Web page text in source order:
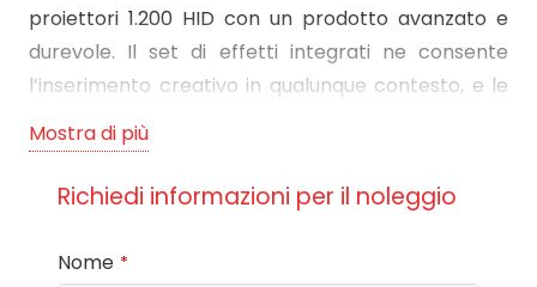
proiettori 1.200 HID con un prodotto avanzato e
durevole. Il set di effetti integrati ne consente
l’inserimento creativo in qualunque contesto, e le
ottiche zoomabili lo rendono una
estremamente versatile sia per installazioni
ravvicinate che a lungo raggio.
STAFFA PER MOSAICO PER MONTAGGIO A PARERE
Mostra di più
Richiedi informazioni per il noleggio
Nome *